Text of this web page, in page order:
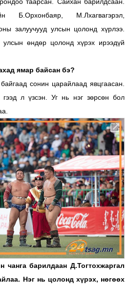
таарсан. Сайхан барилдсаан.
Б.Орхонбаяр, М.Лхагвагэрэл,
залуучууд улсын цолонд хүрлээ.
өндөр цолонд хүрэх ирээдүй
ямар байсан бэ?
сонин царайлаад явцгаасан.
л үзсэн. Уг нь нэг зөрсөн бол
чанга барилдаан Д.Тогтохжаргал
Нэг нь цолонд хүрэх, нөгөөх